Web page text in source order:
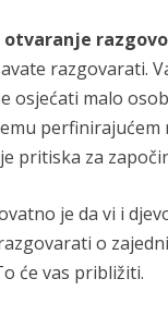
razgovarati.
osjećati malo
perfinirajućem
pritiska za
je da vi i
o
će vas približiti.